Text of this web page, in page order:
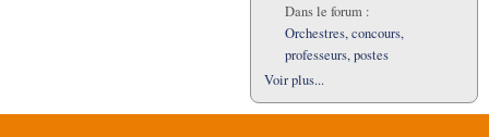
Dans le forum :
Orchestres, concours,
professeurs, postes
Voir plus...